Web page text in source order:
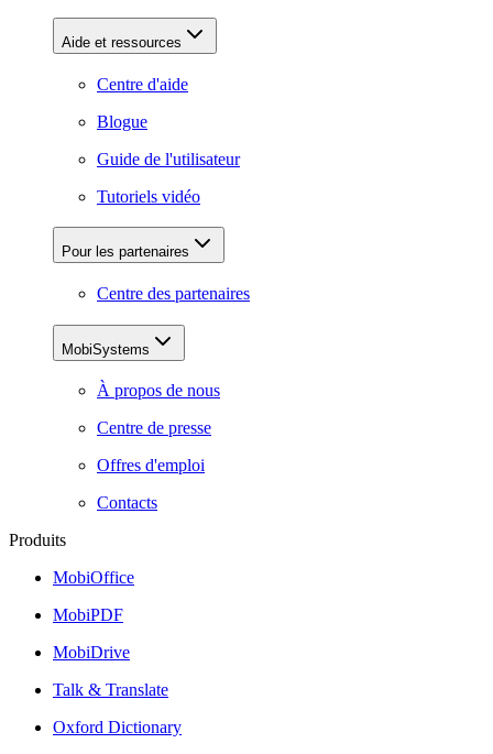
Aide et ressources
Centre d'aide
Blogue
Guide de l'utilisateur
Tutoriels vidéo
Pour les partenaires
Centre des partenaires
MobiSystems
À propos de nous
Centre de presse
Offres d'emploi
Contacts
Produits
MobiOffice
MobiPDF
MobiDrive
Talk & Translate
Oxford Dictionary